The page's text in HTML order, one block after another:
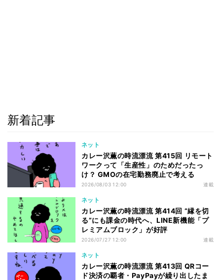
新着記事
ネット
カレー沢薫の時流漂流 第415回 リモート
ワークって「生産性」のためだったっ
け？ GMOの在宅勤務廃止で考える
2026/08/03 12:00 連載
ネット
カレー沢薫の時流漂流 第414回 “縁を切
る”にも課金の時代へ、LINE新機能「プ
レミアムブロック」が好評
2026/07/27 12:00 連載
ネット
カレー沢薫の時流漂流 第413回 QRコー
ド決済の覇者・PayPayが繰り出したま